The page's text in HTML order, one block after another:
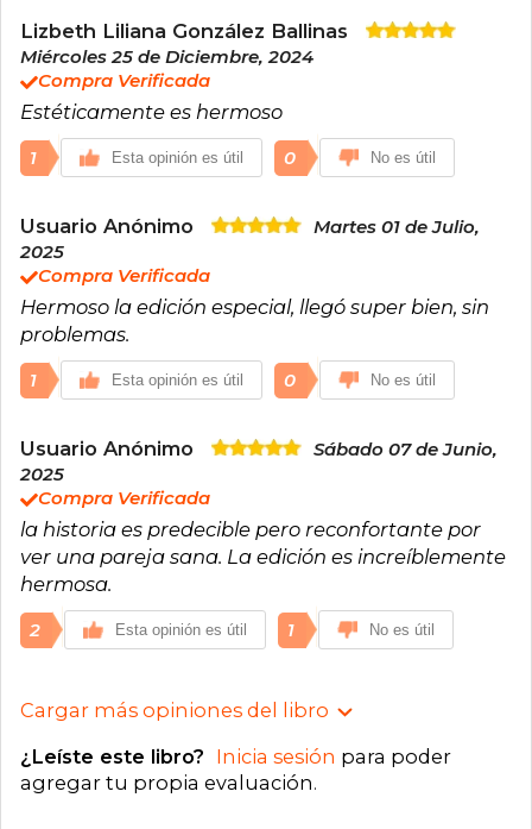
Lizbeth Liliana González Ballinas
Miércoles 25 de Diciembre, 2024
Compra Verificada
Estéticamente es hermoso
1 Esta opinión es útil 0 No es útil
Usuario Anónimo
Martes 01 de Julio,
2025
Compra Verificada
Hermoso la edición especial, llegó super bien, sin
problemas.
1 Esta opinión es útil 0 No es útil
Usuario Anónimo
Sábado 07 de Junio,
2025
Compra Verificada
la historia es predecible pero reconfortante por
ver una pareja sana. La edición es increíblemente
hermosa.
2 Esta opinión es útil 1 No es útil
Cargar más opiniones del libro
¿Leíste este libro? Inicia sesión para poder
agregar tu propia evaluación.